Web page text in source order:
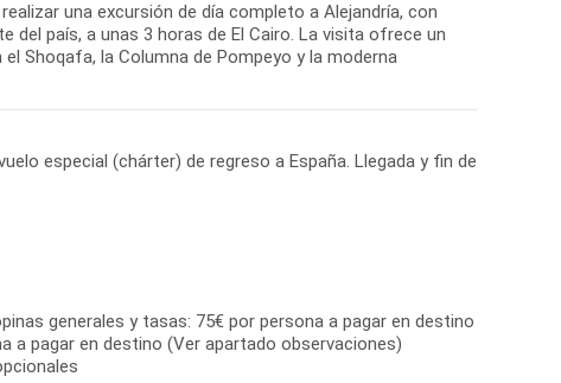
una excursión de día completo a Alejandría, con
país, a unas 3 horas de El Cairo. La visita ofrece un
Shoqafa, la Columna de Pompeyo y la moderna
especial (chárter) de regreso a España. Llegada y fin de
generales y tasas: 75€ por persona a pagar en destino
a pagar en destino (Ver apartado observaciones)